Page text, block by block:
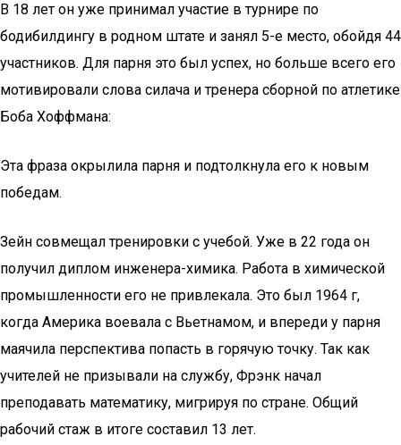
В 18 лет он уже принимал участие в турнире по
бодибилдингу в родном штате и занял 5-е место, обойдя 44
участников. Для парня это был успех, но больше всего его
мотивировали слова силача и тренера сборной по атлетике
Боба Хоффмана:
Эта фраза окрылила парня и подтолкнула его к новым
победам.
Зейн совмещал тренировки с учебой. Уже в 22 года он
получил диплом инженера-химика. Работа в химической
промышленности его не привлекала. Это был 1964 г,
когда Америка воевала с Вьетнамом, и впереди у парня
маячила перспектива попасть в горячую точку. Так как
учителей не призывали на службу, Фрэнк начал
преподавать математику, мигрируя по стране. Общий
рабочий стаж в итоге составил 13 лет.